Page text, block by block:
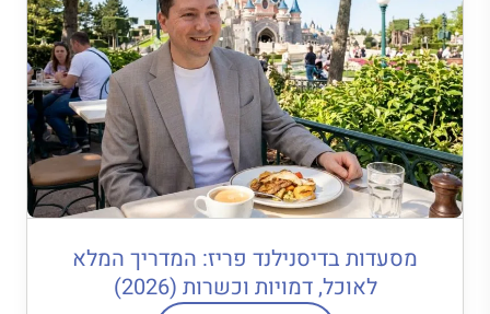
מסעדות בדיסנילנד פריז: המדריך המלא
לאוכל, דמויות וכשרות (2026)